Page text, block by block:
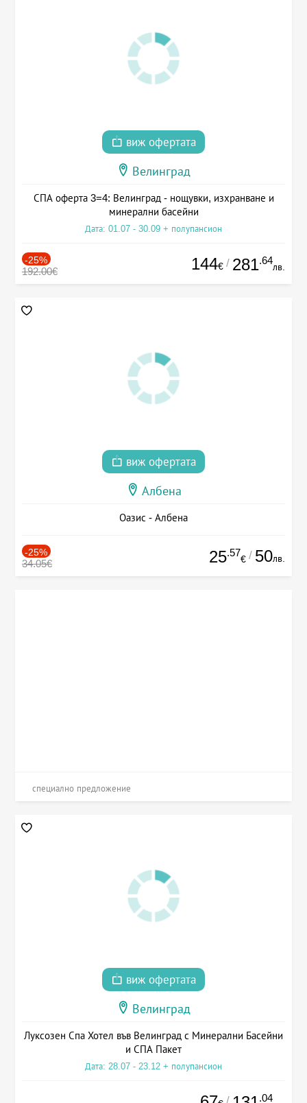
виж офертата
Велинград
СПА оферта 3=4: Велинград - нощувки, изхранване и
минерални басейни
Дата: 01.07 - 30.09 + полупансион
-25%
192.00€ 144€ / 281.64
лв.
виж офертата
Албена
Оазис - Албена
-25%
34.05€ 25.57
€ / 50лв.
специално предложение
виж офертата
Велинград
Луксозен Спа Хотел във Велинград с Минерални Басейни
и СПА Пакет
Дата: 28.07 - 23.12 + полупансион
.04